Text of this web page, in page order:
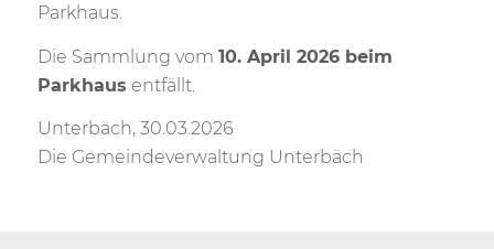
Parkhaus.
Die Sammlung vom 10. April 2026 beim
Parkhaus entfällt.
Unterbäch, 30.03.2026
Die Gemeindeverwaltung Unterbäch